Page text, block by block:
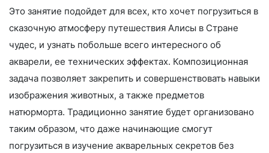
Это занятие подойдет для всех, кто хочет погрузиться в
сказочную атмосферу путешествия Алисы в Стране
чудес, и узнать побольше всего интересного об
акварели, ее технических эффектах. Композиционная
задача позволяет закрепить и совершенствовать навыки
изображения животных, а также предметов
натюрморта. Традиционно занятие будет организовано
таким образом, что даже начинающие смогут
погрузиться в изучение акварельных секретов без